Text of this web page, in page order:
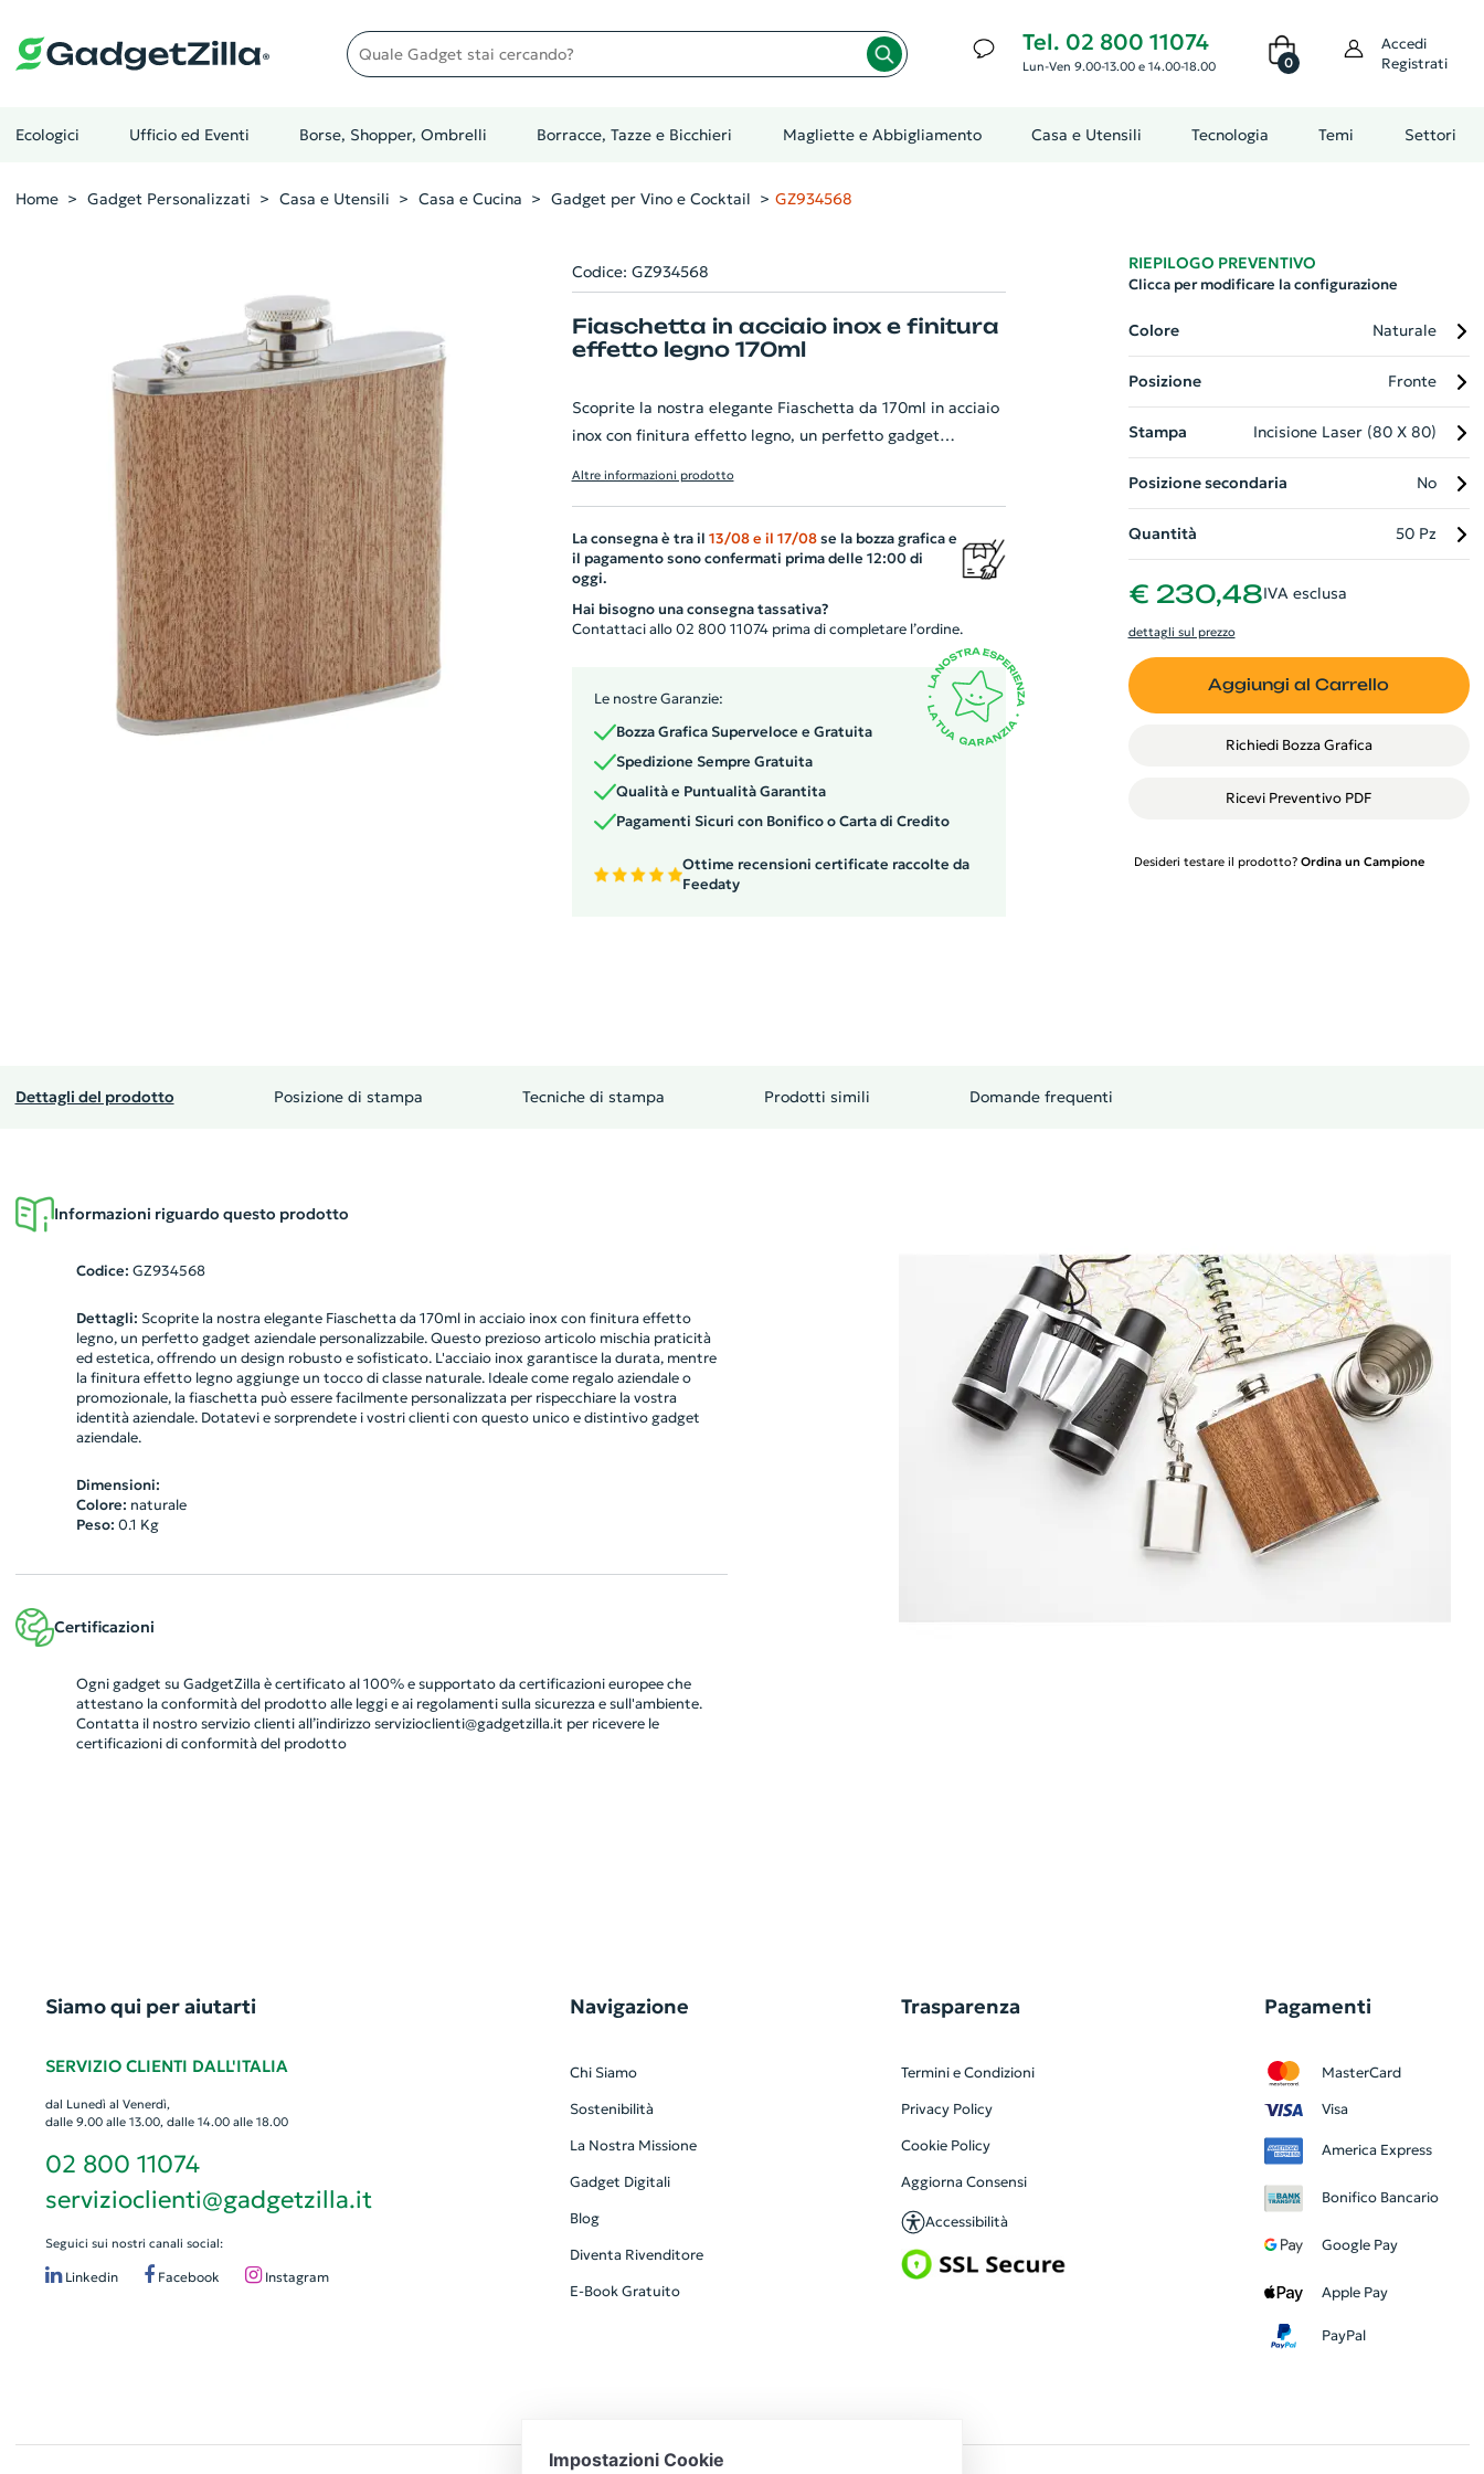
Quale gadget stai cercando? Tel. 02 800 11074
Lun-Ven 9.00-13.00 e 14.00-18.00 0
Accedi
Registrati
Ecologici Ufficio ed Eventi Borse, Shopper, Ombrelli Borracce, Tazze e Bicchieri Magliette e Abbigliamento Casa e Utensili Tecnologia Temi Settori
Home Gadget Personalizzati Casa e Utensili Casa e Cucina Gadget per Vino e Cocktail GZ934568
Codice: GZ934568
Fiaschetta in acciaio inox e finitura
effetto legno 170ml
Scoprite la nostra elegante Fiaschetta da 170ml in acciaio
inox con finitura effetto legno, un perfetto gadget
finitura effetto legno aggiunge un tocco di classe naturale.
Ideale come regalo aziendale o promozionale, la fiaschetta
può essere facilmente personalizzata per rispecchiare la
vostra identità aziendale. Dotatevi e sorprendete i vostri
clienti con questo unico e distintivo gadget aziendale.
Altre informazioni prodotto
La consegna è tra il 13/08 e il 17/08se la bozza grafica e
il pagamento sono confermati prima delle 12:00 di
oggi.
Hai bisogno una consegna tassativa?
Contattaci allo 02 800 11074 prima di completare l’ordine.
Le nostre Garanzie:
Bozza Grafica Superveloce e Gratuita
Spedizione Sempre Gratuita
Qualità e Puntualità Garantita
Pagamenti Sicuri con Bonifico o Carta di Credito
Ottime recensioni certificate raccolte da
Feedaty
RIEPILOGO PREVENTIVO
Clicca per modificare la configurazione
Colore Naturale
Posizione Fronte
Stampa Incisione Laser (80 X 80)
Posizione secondaria No
Quantità 50 Pz
€ 230,48IVA esclusa
dettagli sul prezzo
Aggiungi al Carrello
Richiedi Bozza Grafica
Ricevi Preventivo PDF
Desideri testare il prodotto? Ordina un Campione
Dettagli del prodotto Posizione di stampa Tecniche di stampa Prodotti simili Domande frequenti
Informazioni riguardo questo prodotto
Codice: GZ934568
Dettagli: Scoprite la nostra elegante Fiaschetta da 170ml in acciaio inox con finitura effetto
legno, un perfetto gadget aziendale personalizzabile. Questo prezioso articolo mischia praticità
ed estetica, offrendo un design robusto e sofisticato. L'acciaio inox garantisce la durata, mentre
la finitura effetto legno aggiunge un tocco di classe naturale. Ideale come regalo aziendale o
promozionale, la fiaschetta può essere facilmente personalizzata per rispecchiare la vostra
identità aziendale. Dotatevi e sorprendete i vostri clienti con questo unico e distintivo gadget
aziendale.
Dimensioni:
Colore: naturale
Peso: 0.1 Kg
Certificazioni
Ogni gadget su GadgetZilla è certificato al 100% e supportato da certificazioni europee che
attestano la conformità del prodotto alle leggi e ai regolamenti sulla sicurezza e sull'ambiente.
Contatta il nostro servizio clienti all’indirizzo servizioclienti@gadgetzilla.it per ricevere le
certificazioni di conformità del prodotto
Siamo qui per aiutarti
SERVIZIO CLIENTI DALL'ITALIA
dal Lunedì al Venerdì,
dalle 9.00 alle 13.00, dalle 14.00 alle 18.00
02 800 11074
servizioclienti@gadgetzilla.it
Seguici sui nostri canali social:
Linkedin Facebook Instagram
Navigazione
Chi Siamo
Sostenibilità
La Nostra Missione
Gadget Digitali
Blog
Diventa Rivenditore
E-Book Gratuito
Trasparenza
Termini e Condizioni
Privacy Policy
Cookie Policy
Aggiorna Consensi
Accessibilità
Pagamenti
MasterCard
Visa
America Express
Bonifico Bancario
Google Pay
Apple Pay
PayPal